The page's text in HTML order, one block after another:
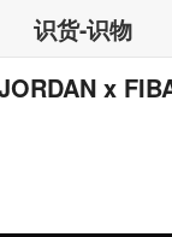
识货-识物
x